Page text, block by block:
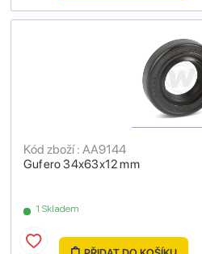
Gufero 34x63x12 mm
Kód zboží : AA9144
1 Skladem